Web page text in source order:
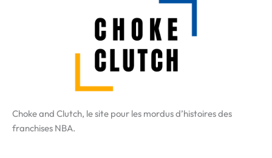
Choke and Clutch, le site pour les mordus d’histoires des
franchises NBA.